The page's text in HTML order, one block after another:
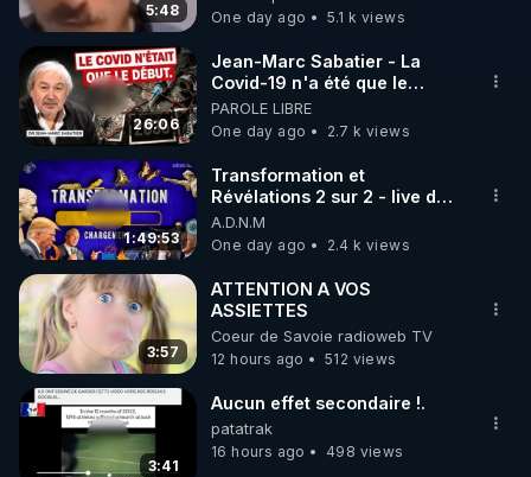
code : REGENERE10
▶ 30 jours gratuit sur l’application de méditation et
de bien-être ENVOL :
Rendez-vous sur https://www.envol.app/code
le code : REGENERE
128186.kjsp 👉 Tous les liens
du projet : linktr.ee/nionip
5:48
One day ago
5.1 k views
26:06
Jean-Marc Sabatier - La
Covid-19 n'a été que le
début - L'ARNm & l'ARNm-aa
jusqu où auront-t-il ?
PAROLE LIBRE
One day ago
2.7 k views
1:49:53
Transformation et
Révélations 2 sur 2 - live du
07/08/26
A.D.N.M
One day ago
2.4 k views
3:57
ATTENTION A VOS
ASSIETTES
Coeur de Savoie radioweb TV
12 hours ago
512 views
3:41
Aucun effet secondaire !.
patatrak
16 hours ago
498 views